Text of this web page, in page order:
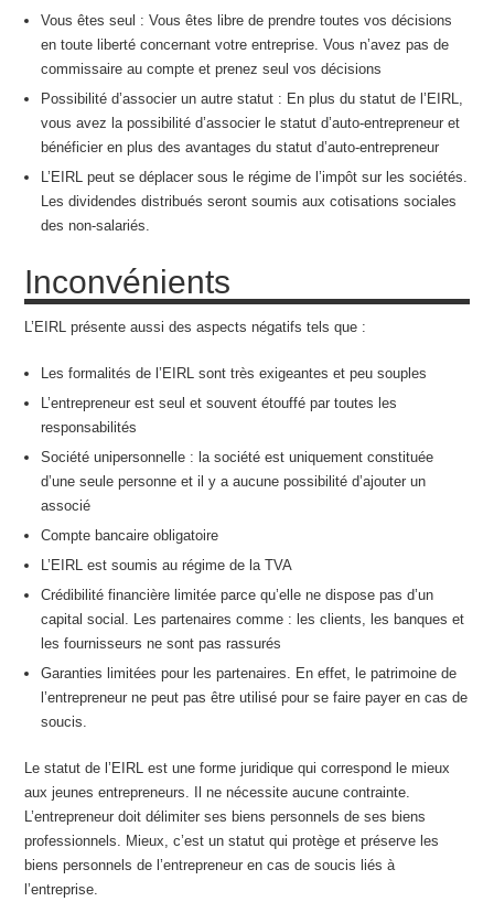
Vous êtes seul : Vous êtes libre de prendre toutes vos décisions
en toute liberté concernant votre entreprise. Vous n’avez pas de
commissaire au compte et prenez seul vos décisions
Possibilité d’associer un autre statut : En plus du statut de l’EIRL,
vous avez la possibilité d’associer le statut d’auto-entrepreneur et
bénéficier en plus des avantages du statut d’auto-entrepreneur
L’EIRL peut se déplacer sous le régime de l’impôt sur les sociétés.
Les dividendes distribués seront soumis aux cotisations sociales
des non-salariés.
Inconvénients
L’EIRL présente aussi des aspects négatifs tels que :
Les formalités de l’EIRL sont très exigeantes et peu souples
L’entrepreneur est seul et souvent étouffé par toutes les
responsabilités
Société unipersonnelle : la société est uniquement constituée
d’une seule personne et il y a aucune possibilité d’ajouter un
associé
Compte bancaire obligatoire
L’EIRL est soumis au régime de la TVA
Crédibilité financière limitée parce qu’elle ne dispose pas d’un
capital social. Les partenaires comme : les clients, les banques et
les fournisseurs ne sont pas rassurés
Garanties limitées pour les partenaires. En effet, le patrimoine de
l’entrepreneur ne peut pas être utilisé pour se faire payer en cas de
soucis.
Le statut de l’EIRL est une forme juridique qui correspond le mieux
aux jeunes entrepreneurs. Il ne nécessite aucune contrainte.
L’entrepreneur doit délimiter ses biens personnels de ses biens
professionnels. Mieux, c’est un statut qui protège et préserve les
biens personnels de l’entrepreneur en cas de soucis liés à
l’entreprise.